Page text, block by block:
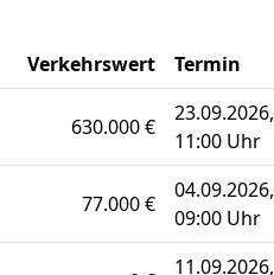
Verkehrswert Termin
630.000 €
23.09.2026,
11:00 Uhr
77.000 €
04.09.2026,
09:00 Uhr
11.09.2026,